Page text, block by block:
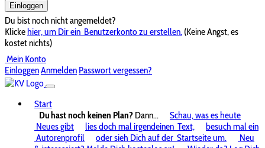
Einloggen
Du bist noch nicht angemeldet?
Klickehier, um Dir ein Benutzerkonto zu erstellen. (Keine Angst, es
kostet nichts)
Mein Konto
EinloggenAnmelden Passwort vergessen?
Start
Du hast noch keinen Plan? Dann...
Schau, was es heute
Neues gibt
lies doch mal irgendeinen Text,
besuch mal ein
Autorenprofil
oder sieh Dich auf der Startseite um.
Neu